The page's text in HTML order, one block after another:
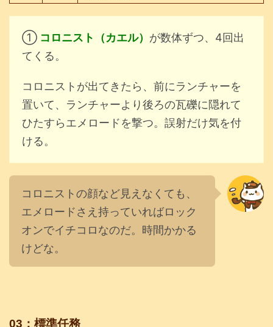
① コロニスト（カエル） が数体ずつ、4回出
てくる。
コロニストが出てきたら、前にランチャーを
置いて、ランチャーより後ろの瓦礫に隠れて
ひたすらエメロードを撃つ。誤射だけ気を付
ける。
コロニストの顔など見えなくても、
エメロードさえ持っていればロック
オンでイチコロなのだ。時間かかる
けどな。
03：標準任務